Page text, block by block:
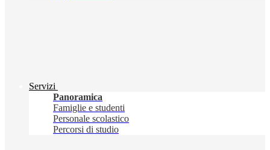
Servizi
Panoramica
Famiglie e studenti
Personale scolastico
Percorsi di studio